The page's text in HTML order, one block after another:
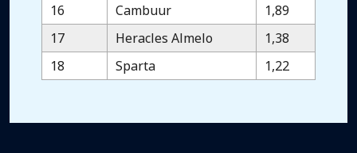
16
Cambuur
1,89
17
Heracles Almelo
1,38
18
Sparta 1,22